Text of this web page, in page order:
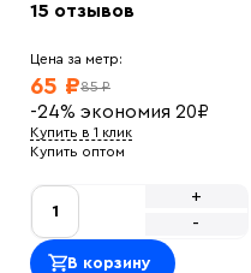
15 отзывов
Цена за метр:
85 ₽
65 ₽
-24% экономия 20₽
Купить в 1 клик
Купить оптом
-
+
В корзину